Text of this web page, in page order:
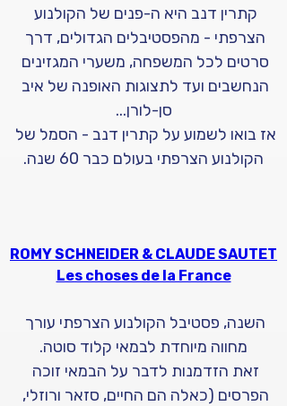
קתרין דנב היא ה-פנים של הקולנוע
הצרפתי - מהפסטיבלים הגדולים, דרך
סרטים לכל המשפחה, משערי המגזינים
הנחשבים ועד לתצוגות האופנה של איב
סן-לורן...
אז בואו לשמוע על קתרין דנב - הסמל של
הקולנוע הצרפתי בעולם כבר 60 שנה.
ROMY SCHNEIDER & CLAUDE SAUTET
Les choses de la France
השנה, פסטיבל הקולנוע הצרפתי עורך
מחווה מיוחדת לבמאי קלוד סוטה.
זאת הזדמנות לדבר על הבמאי זוכה
הפרסים (כאלה הם החיים, סזאר ורוזלי,